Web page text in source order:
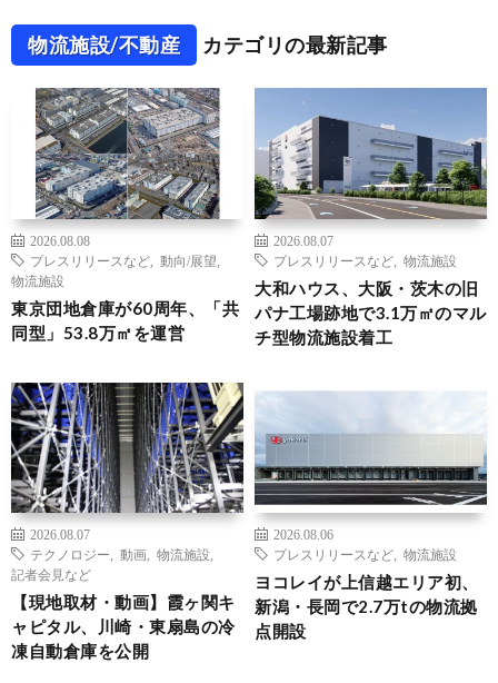
物流施設/不動産 カテゴリの最新記事
2026.08.08
プレスリリースなど
動向/展望
物流施設
東京団地倉庫が60周年、「共
同型」53.8万㎡を運営
2026.08.07
プレスリリースなど
物流施設
大和ハウス、大阪・茨木の旧
パナ工場跡地で3.1万㎡のマル
チ型物流施設着工
2026.08.07
テクノロジー
動画 物流施設
記者会見など
【現地取材・動画】霞ヶ関キ
ャピタル、川崎・東扇島の冷
凍自動倉庫を公開
2026.08.06
プレスリリースなど
物流施設
ヨコレイが上信越エリア初、
新潟・長岡で2.7万tの物流拠
点開設